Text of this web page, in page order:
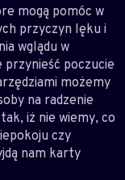
mogą pomóc w
przyczyn lęku i
wglądu w
poczucie
możemy
na radzenie
iż nie wiemy, co
czy
nam karty